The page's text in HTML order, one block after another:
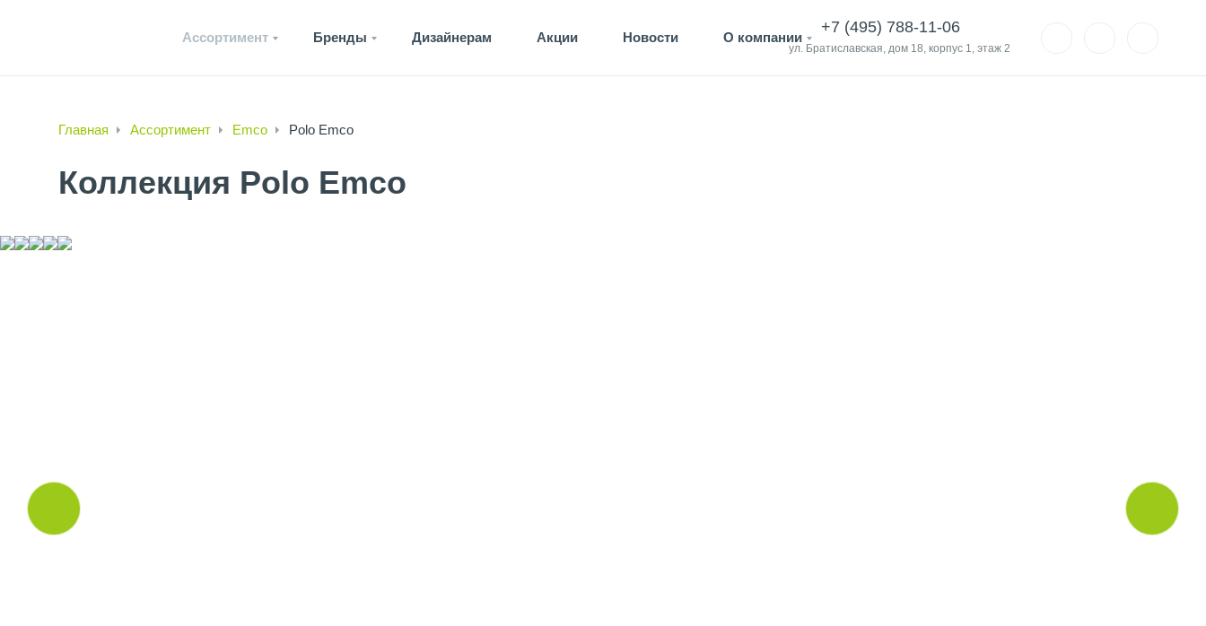
Ассортимент Бренды Дизайнерам Акции Новости О компании
+7 (495) 788-11-06
ул. Братиславская, дом 18, корпус 1, этаж 2
Главная Ассортимент Emco Polo Emco
Коллекция Polo Emco